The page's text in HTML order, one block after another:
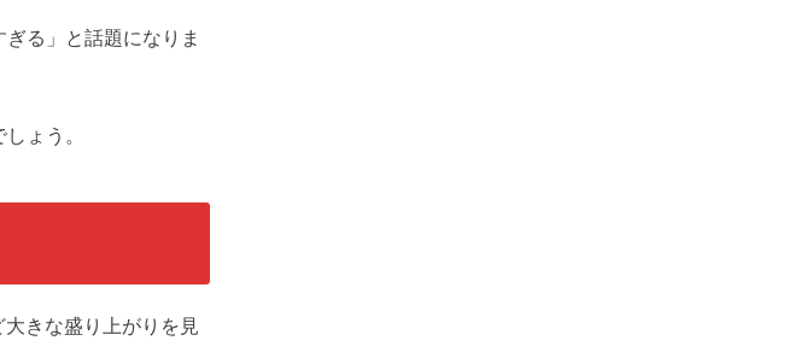
る」と話題になりま
ょう。
きな盛り上がりを見